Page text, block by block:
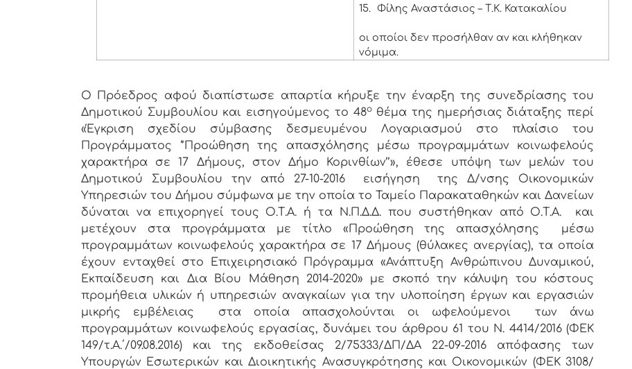
15.
Φίλης Αναστάσιος – Τ.Κ. Κατακαλίου
οι οποίοι δεν προσήλθαν αν και κλήθηκαν
νόμιμα.
Ο Πρόεδρος αφού διαπίστωσε απαρτία κήρυξε την έναρξη της συνεδρίασης του
Δημοτικού Συμβουλίου και εισηγούμενος το 48οθέμα της ημερήσιας διάταξης περί
«Έγκριση σχεδίου σύμβασης δεσμευμένου Λογαριασμού στο πλαίσιο του
Προγράμματος ‘’Προώθηση της απασχόλησης μέσω προγραμμάτων κοινωφελούς
χαρακτήρα σε 17 Δήμους, στον Δήμο Κορινθίων’’», έθεσε υπόψη των μελών του
Δημοτικού Συμβουλίου την από 27-10-2016 εισήγηση της Δ/νσης Οικονομικών
Υπηρεσιών του Δήμου σύμφωνα με την οποία το Ταμείο Παρακαταθηκών και Δανείων
δύναται να επιχορηγεί τους Ο.Τ.Α. ή τα Ν.Π.Δ.Δ. που συστήθηκαν από Ο.Τ.Α. και
μετέχουν στα προγράμματα με τίτλο «Προώθηση της απασχόλησης μέσω
προγραμμάτων κοινωφελούς χαρακτήρα σε 17 Δήμους (θύλακες ανεργίας), τα οποία
έχουν ενταχθεί στο Επιχειρησιακό Πρόγραμμα «Ανάπτυξη Ανθρώπινου Δυναμικού,
Εκπαίδευση και Δια Βίου Μάθηση 2014-2020» με σκοπό την κάλυψη του κόστους
προμήθεια υλικών ή υπηρεσιών αναγκαίων για την υλοποίηση έργων και εργασιών
μικρής εμβέλειας στα οποία απασχολούνται οι ωφελούμενοι των άνω
προγραμμάτων κοινωφελούς εργασίας, δυνάμει του άρθρου 61 του Ν. 4414/2016 (ΦΕΚ
149/τ.Α.΄/09.08.2016) και της εκδοθείσας 2/75333/ΔΠ/ΔΑ 22-09-2016 απόφασης των
Υπουργών Εσωτερικών και Διοικητικής Ανασυγκρότησης και Οικονομικών (ΦΕΚ 3108/